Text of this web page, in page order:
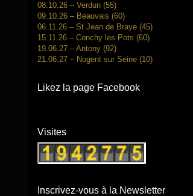
08.10.26 – Verdun (55)
09.10.26 – Beauvais (60)
06.11.26 – St Jean de Braye (45)
15.11.26 – Conchy les Pots (60)
19.06.27 – Antony (92)
21.06.27 – Nogent sur Seine (10)
Likez la page Facebook
Visites
Inscrivez-vous à la Newsletter